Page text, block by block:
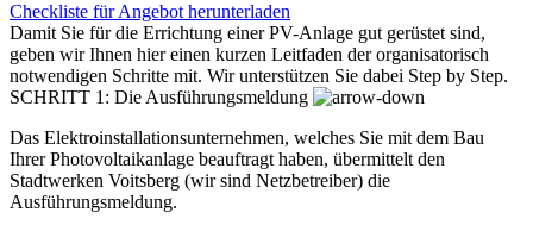
Checkliste für Angebot herunterladen
Damit Sie für die Errichtung einer PV-Anlage gut gerüstet sind,
geben wir Ihnen hier einen kurzen Leitfaden der organisatorisch
notwendigen Schritte mit. Wir unterstützen Sie dabei Step by Step.
SCHRITT 1: Die Ausführungsmeldung
Das Elektroinstallationsunternehmen, welches Sie mit dem Bau
Ihrer Photovoltaikanlage beauftragt haben, übermittelt den
Stadtwerken Voitsberg (wir sind Netzbetreiber) die
Ausführungsmeldung.